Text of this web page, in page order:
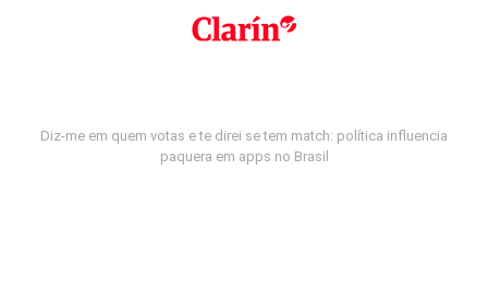
Diz-me em quem votas e te direi se tem match: política influencia
paquera em apps no Brasil